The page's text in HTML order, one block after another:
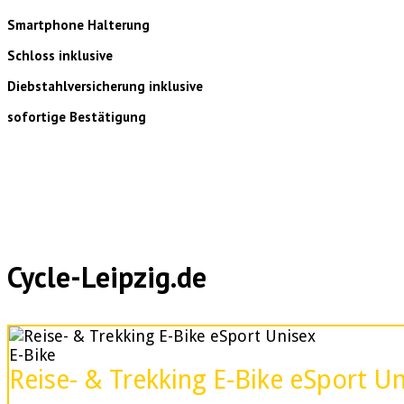
Smartphone Halterung
Schloss inklusive
Diebstahlversicherung inklusive
sofortige Bestätigung
Cycle-Leipzig.de
E-Bike
Reise- & Trekking E-Bike eSport